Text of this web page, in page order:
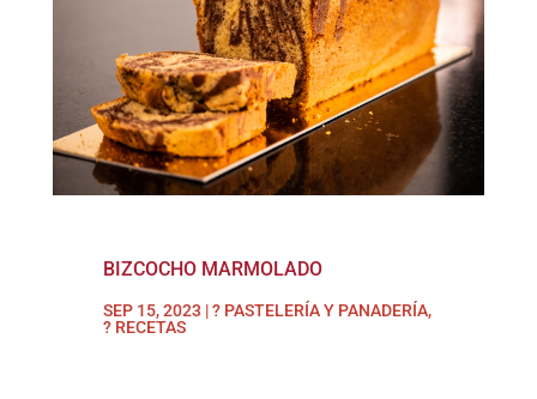
BIZCOCHO MARMOLADO
SEP 15, 2023 |? PASTELERÍA Y PANADERÍA,
? RECETAS